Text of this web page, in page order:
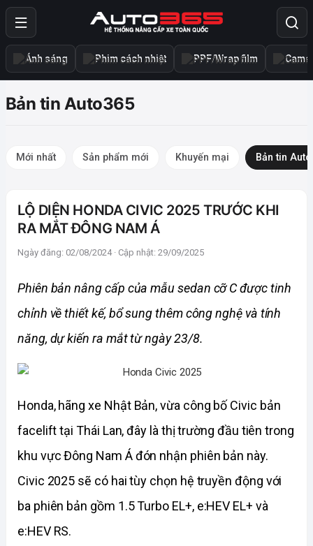
Ánh sáng Phim cách nhiệt PPF/Wrap film
Bản tin Auto365
Mới nhất Sản phẩm mới Khuyến mại Bản tin
LỘ DIỆN HONDA CIVIC 2025 TRƯỚC KHI
RA MẮT ĐÔNG NAM Á
Ngày đăng: 02/08/2024 · Cập nhật: 29/09/2025
Phiên bản nâng cấp của mẫu sedan cỡ C được tinh
chỉnh về thiết kế, bổ sung thêm công nghệ và tính
năng, dự kiến ra mắt từ ngày 23/8.
Honda, hãng xe Nhật Bản, vừa công bố Civic bản
facelift tại Thái Lan, đây là thị trường đầu tiên trong
khu vực Đông Nam Á đón nhận phiên bản này.
Civic 2025 sẽ có hai tùy chọn hệ truyền động với
ba phiên bản gồm 1.5 Turbo EL+, e:HEV EL+ và
e:HEV RS.